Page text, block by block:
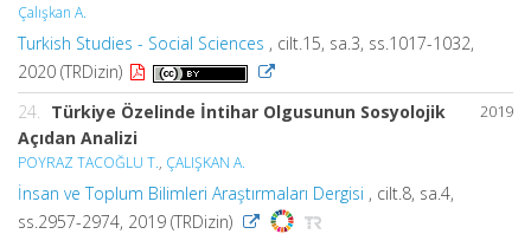
Çalışkan A.
Turkish Studies - Social Sciences , cilt.15, sa.3, ss.1017-1032,
2020 (TRDizin)
2019
24.
Türkiye Özelinde İntihar Olgusunun Sosyolojik
Açıdan Analizi
POYRAZ TACOĞLU T., ÇALIŞKAN A.
İnsan ve Toplum Bilimleri Araştırmaları Dergisi , cilt.8, sa.4,
ss.2957-2974, 2019 (TRDizin)